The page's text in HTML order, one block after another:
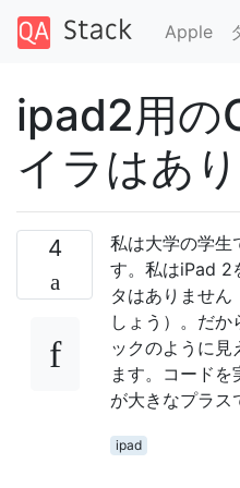
Apple
ipad2用の
イラはあ
4
私は大学の学
す。私はiPad 2
タはありません
しょう）。だ
ックのように見
ます。コードを
が大きなプラス
ipad